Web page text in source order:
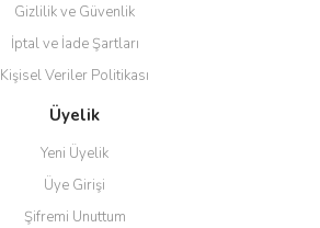
Gizlilik ve Güvenlik
İptal ve İade Şartları
Kişisel Veriler Politikası
Üyelik
Yeni Üyelik
Üye Girişi
Şifremi Unuttum